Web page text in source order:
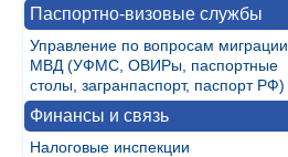
Паспортно-визовые службы
Управление по вопросам миграции
МВД (УФМС, ОВИРы, паспортные
столы, загранпаспорт, паспорт РФ)
Финансы и связь
Налоговые инспекции